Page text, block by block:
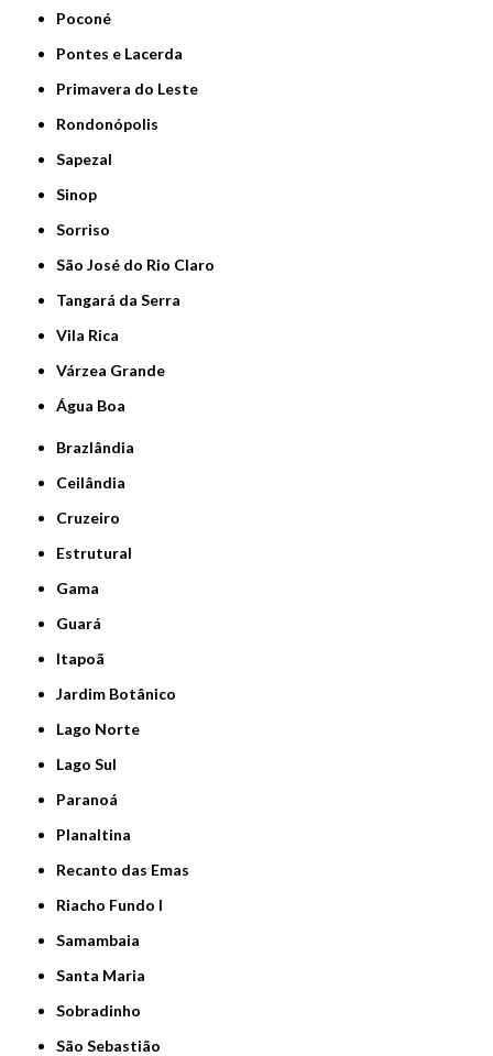
Poconé
Pontes e Lacerda
Primavera do Leste
Rondonópolis
Sapezal
Sinop
Sorriso
São José do Rio Claro
Tangará da Serra
Vila Rica
Várzea Grande
Água Boa
Brazlândia
Ceilândia
Cruzeiro
Estrutural
Gama
Guará
Itapoã
Jardim Botânico
Lago Norte
Lago Sul
Paranoá
Planaltina
Recanto das Emas
Riacho Fundo I
Samambaia
Santa Maria
Sobradinho
São Sebastião